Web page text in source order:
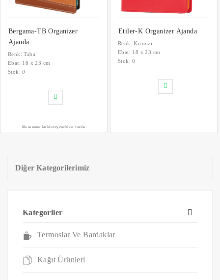
Bergama-TB Organizer
Ajanda
Renk: Taba
Ebat: 18 x 23 cm
Stok:0
Bu ürünün farklı seçenekleri vardır
Etiler-K Organizer Ajanda
Renk: Kırmızı
Ebat: 18 x 23 cm
Stok:0
Diğer Kategorilerimiz
Kategoriler
Termoslar Ve Bardaklar
Kağıt Ürünleri